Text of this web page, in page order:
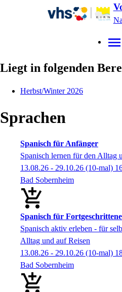
Liegt in folgenden
Herbst/Winter 2026
Sprachen
Spanisch für Anfänger
Spanisch lernen für den Alltag
13.08.26 - 29.10.26 (10-mal)
Bad Sobernheim
Spanisch für
Spanisch aktiv erleben - für
Alltag und auf Reisen
13.08.26 - 29.10.26 (10-mal)
Bad Sobernheim